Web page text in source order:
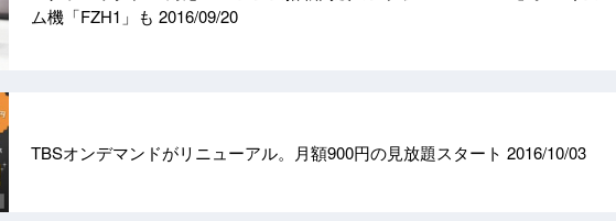
ム機「FZH1」も 2016/09/20
TBSオンデマンドがリニューアル。月額900円の見放題スタート 2016/10/03